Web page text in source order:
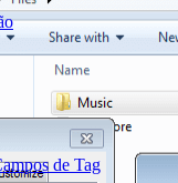
de Tag